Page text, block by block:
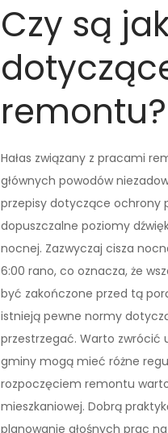
Czy są
remontu?
Hałas związany z pracami
głównych powodów
przepisy dotyczące ochrony
dopuszczalne poziomy
nocnej. Zazwyczaj cisza
6:00 rano, co oznacza, że
być zakończone przed tą
istnieją pewne normy
przestrzegać. Warto zwrócić
gminy mogą mieć różne
rozpoczęciem remontu
mieszkaniowej. Dobrą
planowanie głośnych prac